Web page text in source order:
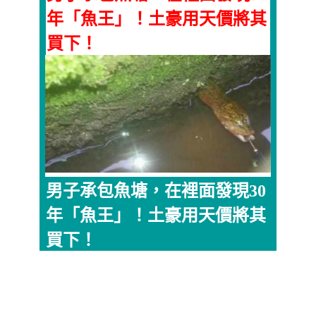
年「魚王」！土豪用天價將其
買下！
男子承包魚塘，在裡面發現30
年「魚王」！土豪用天價將其
買下！